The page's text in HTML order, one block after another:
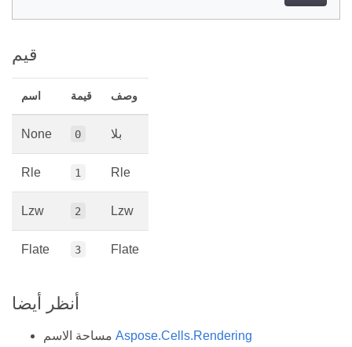
قيم
اسم قيمة وصف
None 0 بلا
Rle 1 Rle
Lzw 2 Lzw
Flate 3 Flate
أنظر أيضا
Aspose.Cells.Rendering